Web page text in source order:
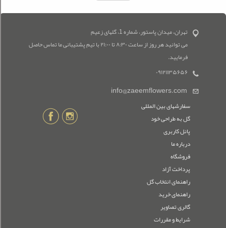
تهران، میدان پاستور، شماره 1، گلهای زعیم
می توانید هر روز از ساعت ۸:۳۰ تا ۲۱:۰۰ با تیم پشتیبانی ما تماس حاصل
فرمایید.
۰۹۱۲۱۱۳۵۶۵۶
info@zaeemflowers.com
سفارشهای بین المللی
گل به طراحی خود
پانل کاربری
درباره ما
فروشگاه
پرداخت آزاد
راهنمای انتخاب گل
راهنمای خرید
گالری تصاویر
شرایط و مقررات